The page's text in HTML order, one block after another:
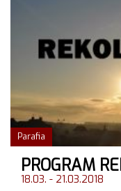
Parafia
18.03. - 21.03.2018